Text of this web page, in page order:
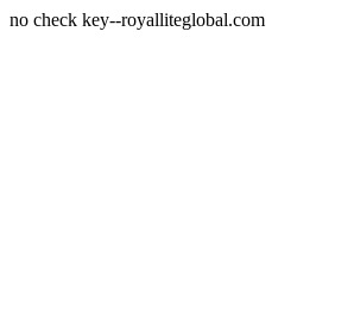
no check key--royalliteglobal.com